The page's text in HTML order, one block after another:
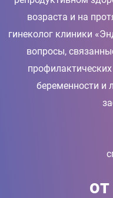
возраста и на
гинеколог клиники
вопросы,
беременности и